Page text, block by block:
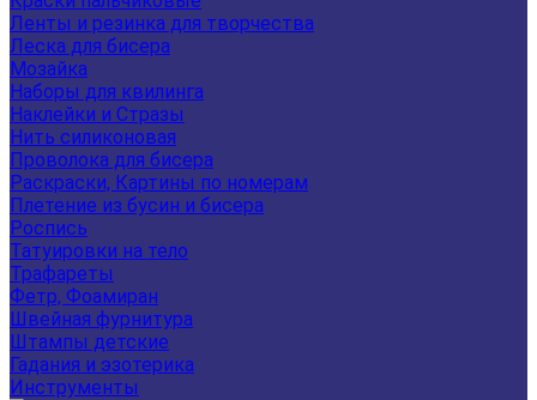
Ленты и резинка для творчества
Леска для бисера
Мозайка
Наборы для квилинга
Наклейки и Стразы
Нить силиконовая
Проволока для бисера
Раскраски, Картины по номерам
Плетение из бусин и бисера
Роспись
Татуировки на тело
Трафареты
Фетр, Фоамиран
Швейная фурнитура
Штампы детские
Гадания и эзотерика
Инструменты